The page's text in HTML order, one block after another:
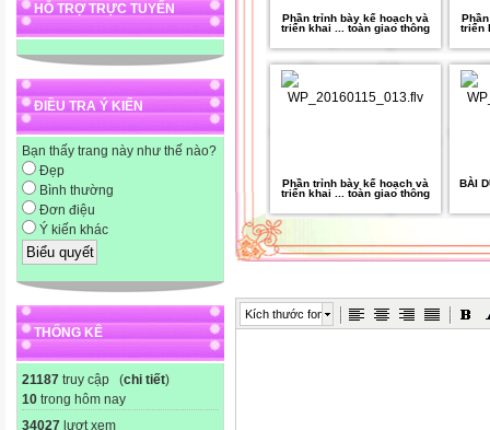
HỖ TRỢ TRỰC TUYẾN
ĐIỀU TRA Ý KIẾN
Bạn thấy trang này như thế nào?
Đẹp
Bình thường
Đơn điệu
Ý kiến khác
THỐNG KÊ
21187 truy cập (chi tiết)
10 trong hôm nay
34027 lượt xem
Phần trỉnh bày kế hoạch và
triển khai ... toàn giao thông
triển
Phần trỉnh bày kế hoạch và
triển khai ... toàn giao thông
BÀI
Kích thước font